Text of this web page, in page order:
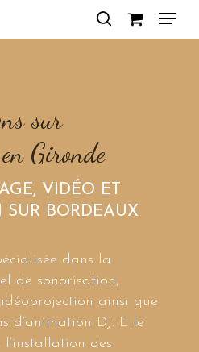
search
Menu
sur
Gironde
VIDÉO ET
BORDEAUX
dans la
de sonorisation,
ainsi que
d’animation DJ. Elle
des